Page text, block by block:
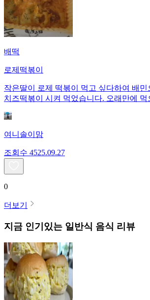
배떡
로제떡볶이
작은딸이 로제 떡볶이 먹고 싶다하여 배민
치즈떡볶이 시켜 먹었습니다. 오래만에 먹
여니솔이맘
조회수 4525.09.27
0
더보기
지금 인기있는 일반식 음식 리뷰